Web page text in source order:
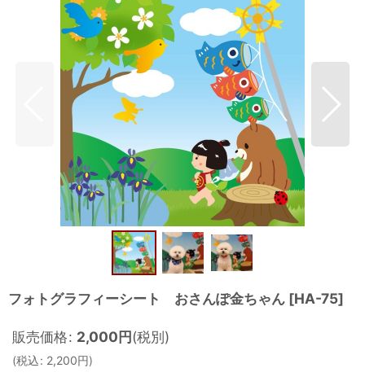
フォトグラフィーシート おさんぽ金ちゃん [HA-75]
販売価格: 2,000円(税別)
(税込: 2,200円)